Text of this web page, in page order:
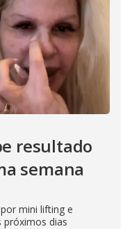
resultado
semana
mini lifting e
dias